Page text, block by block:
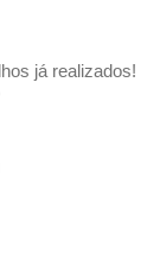
já realizados!